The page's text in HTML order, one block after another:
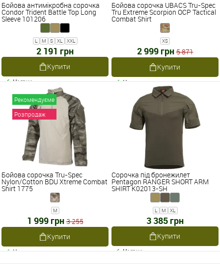
Бойова антимікробна сорочка
Condor Trident Battle Top Long
Sleeve 101206
L M S XL XXL
2 191 грн
Купити
Наявне
Бойова сорочка UBACS Tru-Spec
Tru Extreme Scorpion OCP Tactical
Combat Shirt
XS
2 999 грн 5 871
Купити
Наявне
Рекомендуєме
Розпродаж
Бойова сорочка Tru-Spec
Nylon/Cotton BDU Xtreme Combat
Shirt 1775
M
1 999 грн 3 255
Купити
Наявне
Сорочка під бронежилет
Pentagon RANGER SHORT ARM
SHIRT K02013-SH
L M XL
3 385 грн
Купити
Наявне